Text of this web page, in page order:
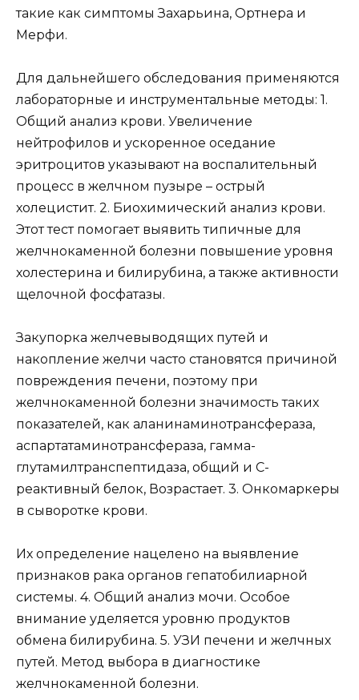
такие как симптомы Захарьина, Ортнера и
Мерфи.
Для дальнейшего обследования применяются
лабораторные и инструментальные методы: 1.
Общий анализ крови. Увеличение
нейтрофилов и ускоренное оседание
эритроцитов указывают на воспалительный
процесс в желчном пузыре – острый
холецистит. 2. Биохимический анализ крови.
Этот тест помогает выявить типичные для
желчнокаменной болезни повышение уровня
холестерина и билирубина, а также активности
щелочной фосфатазы.
Закупорка желчевыводящих путей и
накопление желчи часто становятся причиной
повреждения печени, поэтому при
желчнокаменной болезни значимость таких
показателей, как аланинаминотрансфераза,
аспартатаминотрансфераза, гамма-
глутамилтранспептидаза, общий и С-
реактивный белок, Возрастает. 3. Онкомаркеры
в сыворотке крови.
Их определение нацелено на выявление
признаков рака органов гепатобилиарной
системы. 4. Общий анализ мочи. Особое
внимание уделяется уровню продуктов
обмена билирубина. 5. УЗИ печени и желчных
путей. Метод выбора в диагностике
желчнокаменной болезни.